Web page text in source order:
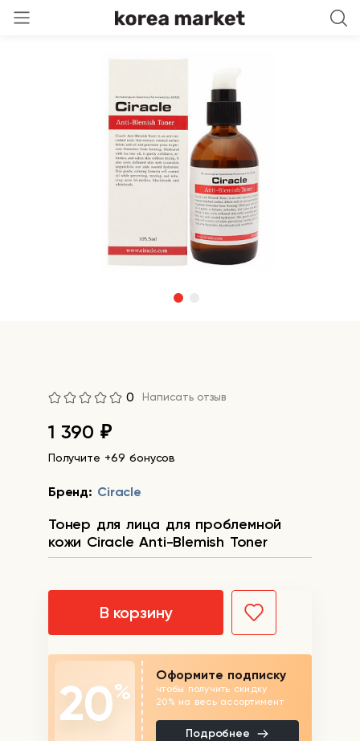
0 Написать отзыв
1 390 ₽
Получите +69 бонусов
Бренд: Ciracle
Тонер для лица для проблемной
кожи Ciracle Anti-Blemish Toner
В корзину
20%
Оформите подписку
чтобы получить скидку
20% на весь ассортимент
Подробнее